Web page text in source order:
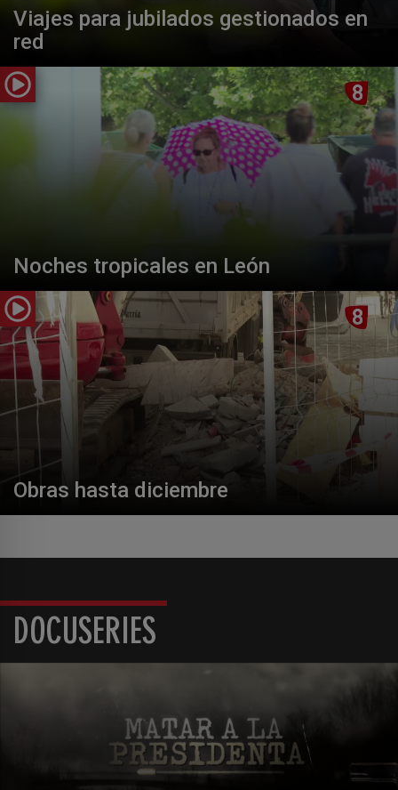
Viajes para jubilados gestionados en
red
Noches tropicales en León
Obras hasta diciembre
DOCUSERIES